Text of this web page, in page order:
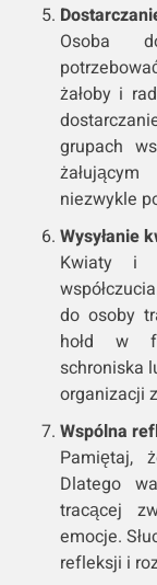
Osoba
żałoby i
grupach
niezwykle
Wysyłanie
Kwiaty i
do osoby
hołd w
schroniska
organizacji
Wspólna
Pamiętaj,
Dlatego
tracącej
emocje.
refleksji i